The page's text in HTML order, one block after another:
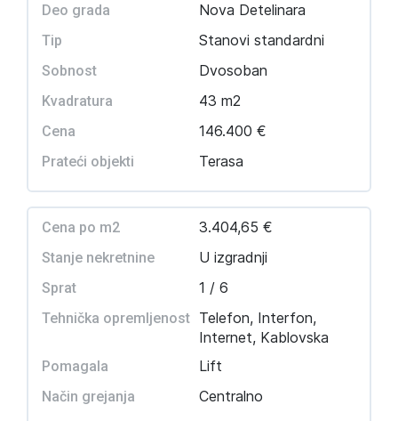
Deo grada Nova Detelinara
Tip Stanovi standardni
Sobnost Dvosoban
Kvadratura 43 m2
Cena 146.400 €
Prateći objekti Terasa
Cena po m2 3.404,65 €
Stanje nekretnine U izgradnji
Sprat 1 / 6
Tehnička opremljenost Telefon, Interfon,
Internet, Kablovska
Pomagala Lift
Način grejanja Centralno